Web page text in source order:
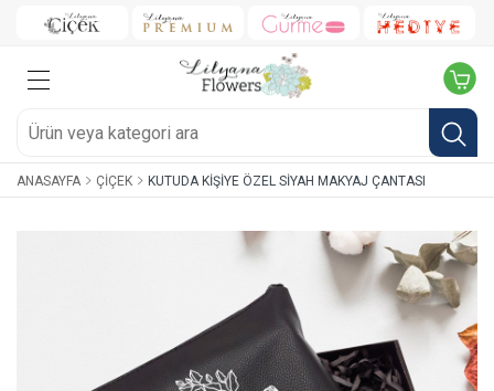
ANASAYFA ÇIÇEK KUTUDA KIŞIYE ÖZEL SIYAH MAKYAJ ÇANTASI